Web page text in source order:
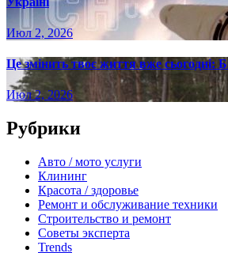
Июл 2, 2026
Це змінить твоє життя вже сьогодні:
Июл 2, 2026
Рубрики
Авто / мото услуги
Клининг
Красота / здоровье
Ремонт и обслуживание техники
Строительство и ремонт
Советы эксперта
Trends